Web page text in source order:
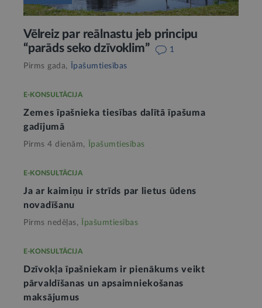
Vēlreiz par reālnastu jeb principu
“parāds seko dzīvoklim”
1
Pirms gada,
Īpašumtiesības
E-KONSULTĀCIJA
Zemes īpašnieka tiesības dalītā īpašuma
gadījumā
Pirms 4 dienām, Īpašumtiesības
E-KONSULTĀCIJA
Ja ar kaimiņu ir strīds par lietus ūdens
novadīšanu
Pirms nedēļas, Īpašumtiesības
E-KONSULTĀCIJA
Dzīvokļa īpašniekam ir pienākums veikt
pārvaldīšanas un apsaimniekošanas
maksājumus